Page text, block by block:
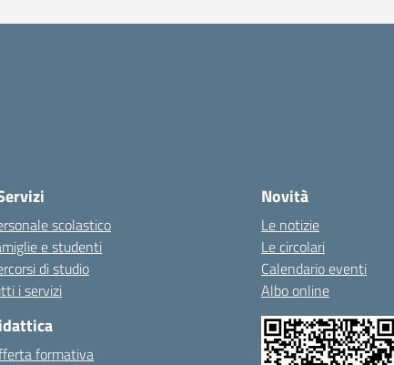
scolastico
e studenti
di studio
i servizi
formativa
Novità
Le notizie
Le circolari
Calendario eventi
Albo online